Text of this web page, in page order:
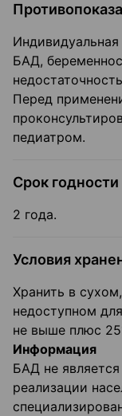
БАД,
Перед
педиатром.
Срок годности
2 года.
Условия
Хранить в
недоступном
не выше плюс
Информация
БАД не
реализации